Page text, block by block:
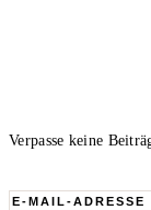
Verpasse keine
E-